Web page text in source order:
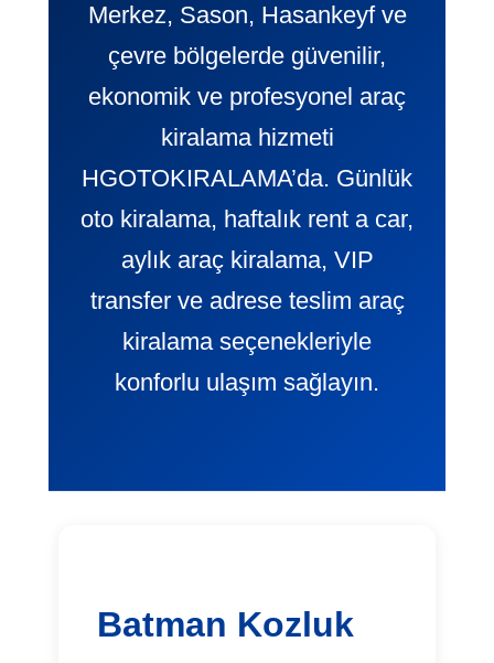
Merkez, Sason, Hasankeyf ve
çevre bölgelerde güvenilir,
ekonomik ve profesyonel araç
kiralama hizmeti
HGOTOKIRALAMA’da. Günlük
oto kiralama, haftalık rent a car,
aylık araç kiralama, VIP
transfer ve adrese teslim araç
kiralama seçenekleriyle
konforlu ulaşım sağlayın.
Batman Kozluk